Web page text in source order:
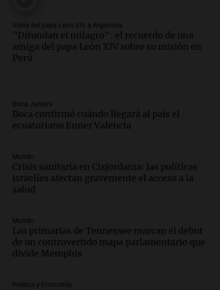
Visita del papa León XIV a Argentina
"Difundan el milagro": el recuerdo de una
amiga del papa León XIV sobre su misión en
Perú
Boca Juniors
Boca confirmó cuándo llegará al país el
ecuatoriano Enner Valencia
Mundo
Crisis sanitaria en Cisjordania: las políticas
israelíes afectan gravemente el acceso a la
salud
Mundo
Las primarias de Tennessee marcan el debut
de un controvertido mapa parlamentario que
divide Memphis
Política y Economía